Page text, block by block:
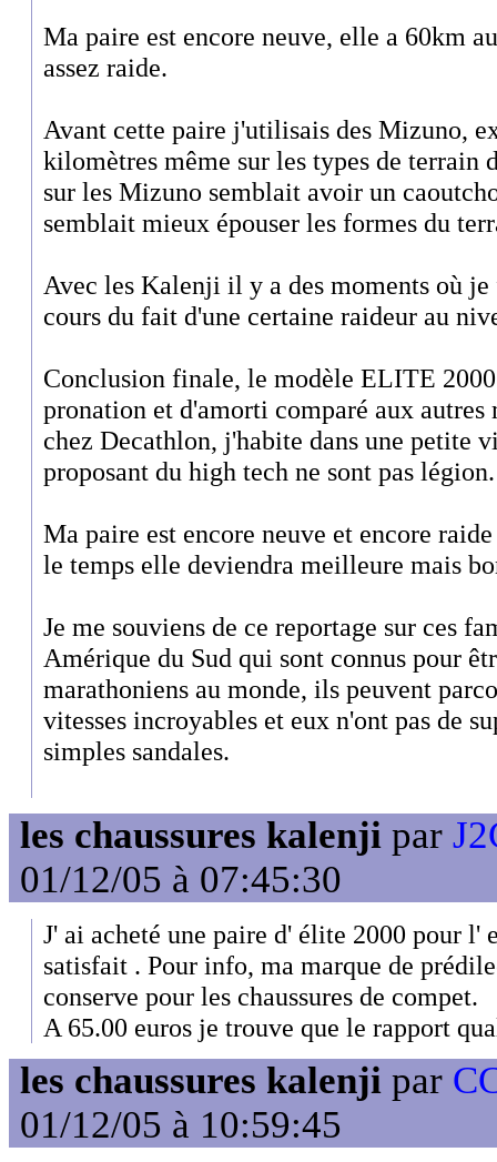
Ma paire est encore neuve, elle a 60km
assez raide.
Avant cette paire j'utilisais des Mizuno,
kilomètres même sur les types de terrain
sur les Mizuno semblait avoir un
semblait mieux épouser les formes du
Avec les Kalenji il y a des moments où
cours du fait d'une certaine raideur au
Conclusion finale, le modèle ELITE
pronation et d'amorti comparé aux
chez Decathlon, j'habite dans une petite
proposant du high tech ne sont pas légion.
Ma paire est encore neuve et encore
le temps elle deviendra meilleure mais
Je me souviens de ce reportage sur ces
Amérique du Sud qui sont connus pour
marathoniens au monde, ils peuvent
vitesses incroyables et eux n'ont pas de
simples sandales.
les chaussures kalenji par
01/12/05 à 07:45:30
J' ai acheté une paire d' élite 2000 pour l'
satisfait . Pour info, ma marque de
conserve pour les chaussures de compet.
A 65.00 euros je trouve que le rapport
les chaussures kalenji par
01/12/05 à 10:59:45